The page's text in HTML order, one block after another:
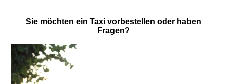
Sie möchten ein Taxi vorbestellen oder haben
Fragen?